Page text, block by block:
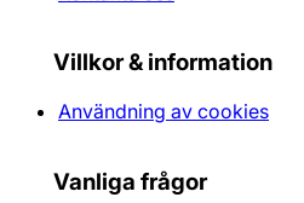
Villkor & information
Användning av cookies
Vanliga frågor